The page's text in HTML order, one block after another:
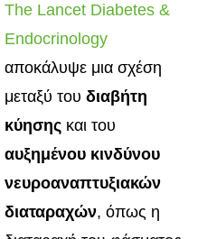
The Lancet Diabetes &
Endocrinology
αποκάλυψε μια σχέση
μεταξύ του διαβήτη
κύησης και του
αυξημένου κινδύνου
νευροαναπτυξιακών
διαταραχών, όπως η